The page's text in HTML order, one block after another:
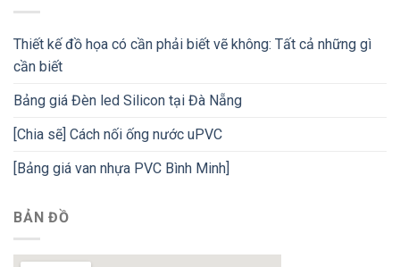
Thiết kế đồ họa có cần phải biết vẽ không: Tất cả những gì
cần biết
Bảng giá Đèn led Silicon tại Đà Nẵng
[Chia sẽ] Cách nối ống nước uPVC
[Bảng giá van nhựa PVC Bình Minh]
BẢN ĐỒ